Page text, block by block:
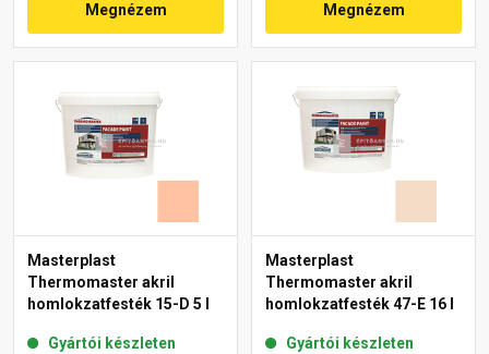
Megnézem Megnézem
Masterplast
Thermomaster akril
homlokzatfesték 15-D 5 l
Gyártói készleten
Masterplast
Thermomaster akril
homlokzatfesték 47-E 16 l
Gyártói készleten